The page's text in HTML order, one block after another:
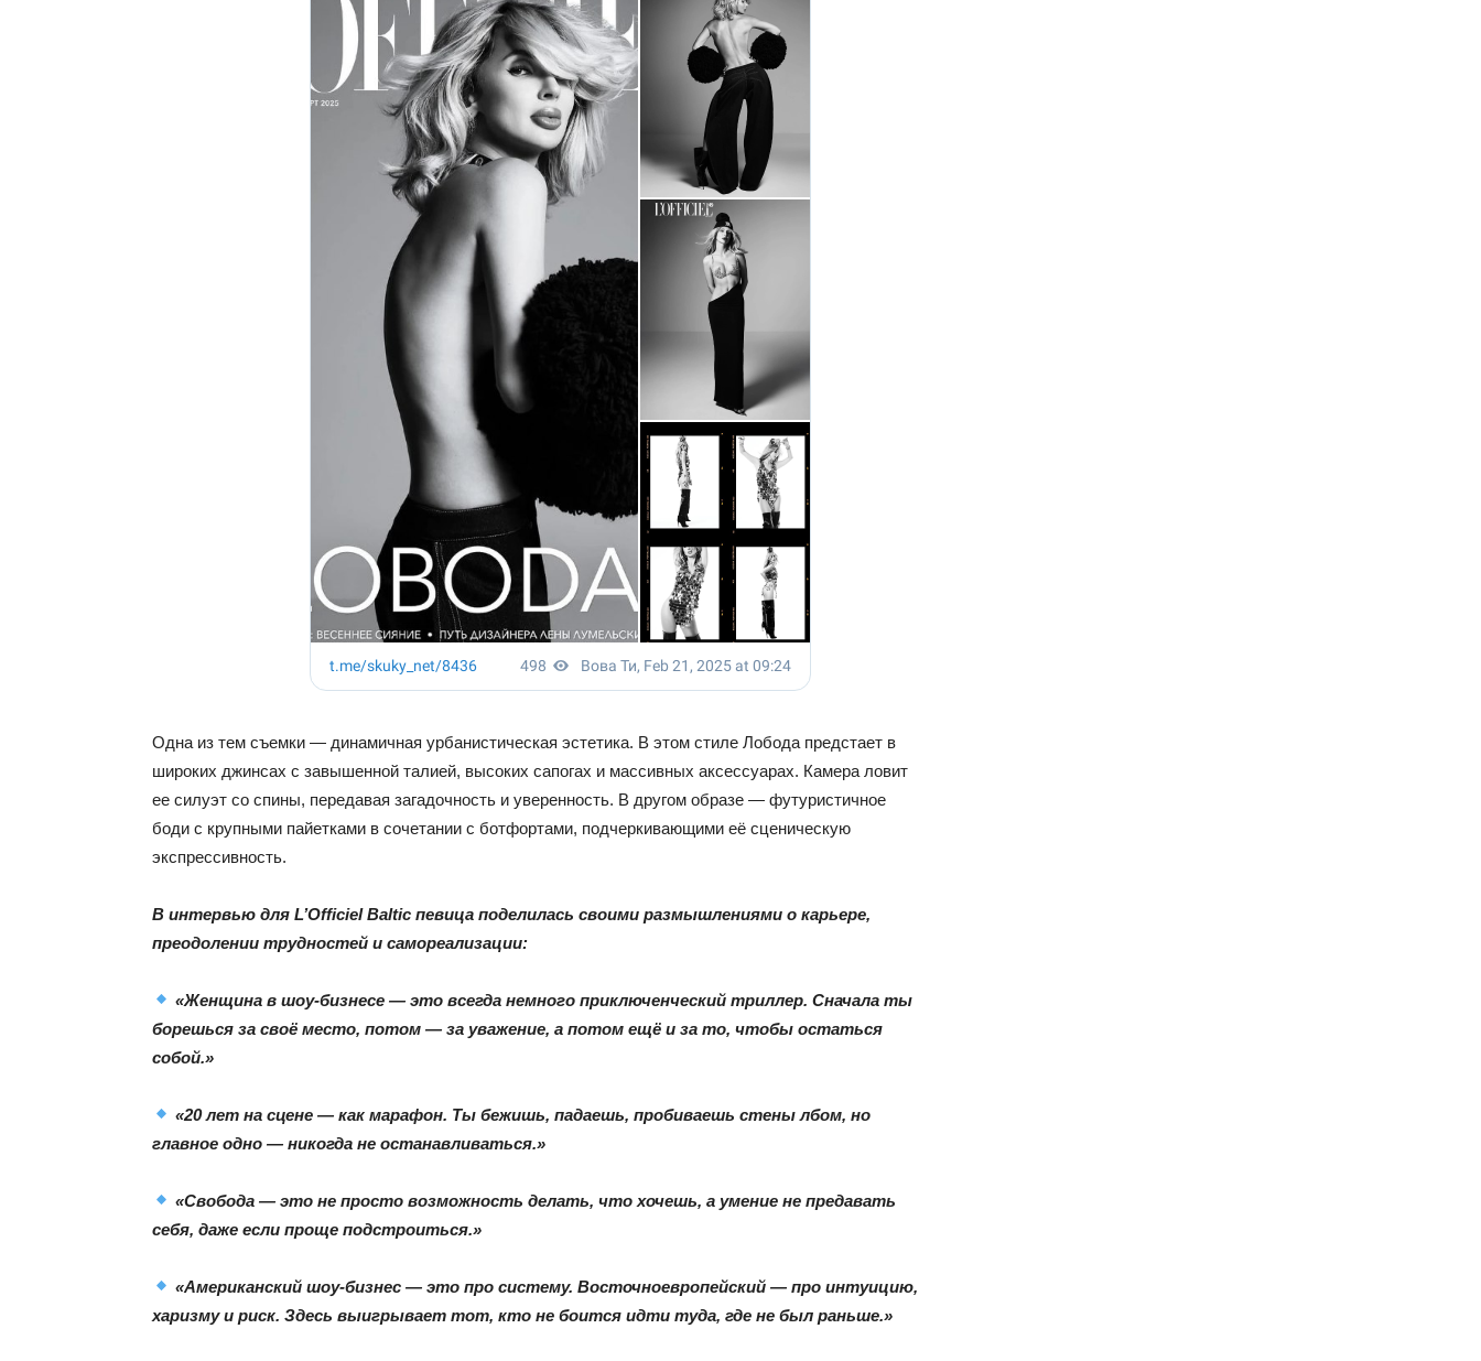
Одна из тем съемки — динамичная урбанистическая эстетика. В этом стиле Лобода предстает в
широких джинсах с завышенной талией, высоких сапогах и массивных аксессуарах. Камера ловит
ее силуэт со спины, передавая загадочность и уверенность. В другом образе — футуристичное
боди с крупными пайетками в сочетании с ботфортами, подчеркивающими её сценическую
экспрессивность.
В интервью для L’Officiel Baltic певица поделилась своими размышлениями о карьере,
преодолении трудностей и самореализации:
«Женщина в шоу-бизнесе — это всегда немного приключенческий триллер. Сначала ты
борешься за своё место, потом — за уважение, а потом ещё и за то, чтобы остаться
собой.»
«20 лет на сцене — как марафон. Ты бежишь, падаешь, пробиваешь стены лбом, но
главное одно — никогда не останавливаться.»
«Свобода — это не просто возможность делать, что хочешь, а умение не предавать
себя, даже если проще подстроиться.»
«Американский шоу-бизнес — это про систему. Восточноевропейский — про интуицию,
харизму и риск. Здесь выигрывает тот, кто не боится идти туда, где не был раньше.»